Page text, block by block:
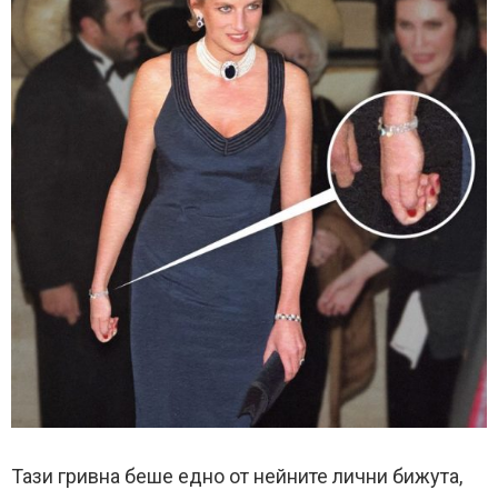
Тази гривна беше едно от нейните лични бижута,